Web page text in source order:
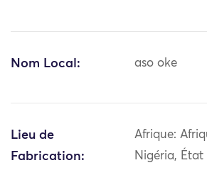
Nom Local: aso oke
Lieu de
Fabrication:
Afrique:
Nigéria, État